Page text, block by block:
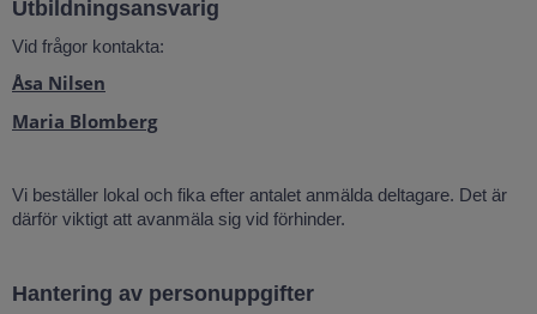
Utbildningsansvarig
Vid frågor kontakta:
Åsa Nilsen
Maria Blomberg
Vi beställer lokal och fika efter antalet anmälda deltagare. Det är
därför viktigt att avanmäla sig vid förhinder.
Hantering av personuppgifter